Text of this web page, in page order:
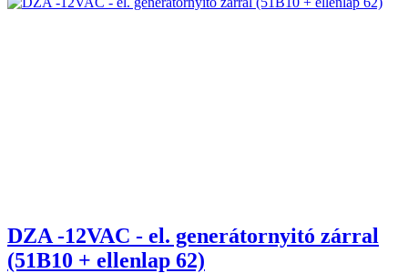
DZA -12VAC - el. generátornyitó zárral
(51B10 + ellenlap 62)